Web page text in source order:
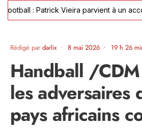
: Patrick Vieira parvient à un accord
Rédigé pardarlix • 8 mai 2026 • 19 h 26
Handball /CDM
les adversaires
pays africains